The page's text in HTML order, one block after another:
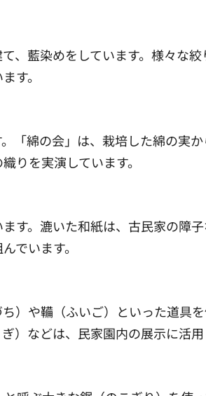
藍染めをしています。様々な絞
す。
「綿の会」は、栽培した綿の実
りを実演しています。
す。漉いた和紙は、古民家の障
でいます。
）や鞴（ふいご）といった道具
）などは、民家園内の展示に活用